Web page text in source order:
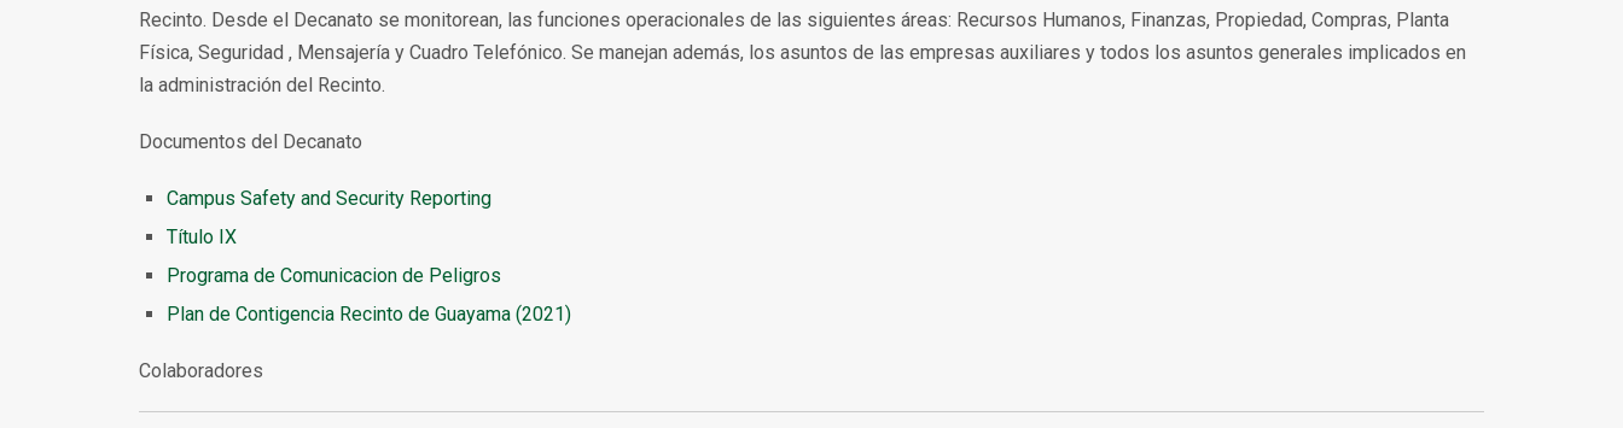
Recinto. Desde el Decanato se monitorean, las funciones operacionales de las siguientes áreas: Recursos Humanos, Finanzas, Propiedad, Compras, Planta
Física, Seguridad , Mensajería y Cuadro Telefónico. Se manejan además, los asuntos de las empresas auxiliares y todos los asuntos generales implicados en
la administración del Recinto.
Documentos del Decanato
Campus Safety and Security Reporting
Título IX
Programa de Comunicacion de Peligros
Plan de Contigencia Recinto de Guayama (2021)
Colaboradores